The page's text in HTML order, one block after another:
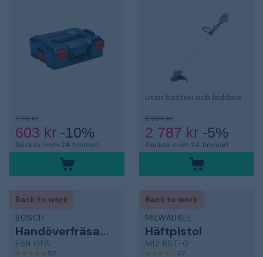
670 kr
603 kr -10%
Skickas inom 24 timmar!
utan batteri och laddare
2 934 kr
2 787 kr-5%
Skickas inom 24 timmar!
Back to work
BOSCH
Handöverfräsadapter
FSN OFA
5,0
Back to work
MILWAUKEE
Häftpistol
M12 BST-0
4,7